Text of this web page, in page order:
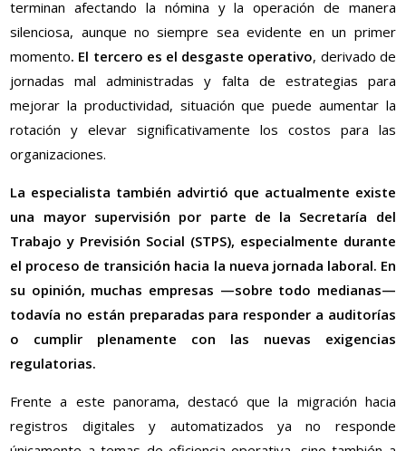
terminan afectando la nómina y la operación de manera
silenciosa, aunque no siempre sea evidente en un primer
momento. El tercero es el desgaste operativo, derivado de
jornadas mal administradas y falta de estrategias para
mejorar la productividad, situación que puede aumentar la
rotación y elevar significativamente los costos para las
organizaciones.
La especialista también advirtió que actualmente existe
una mayor supervisión por parte de la Secretaría del
Trabajo y Previsión Social (STPS), especialmente durante
el proceso de transición hacia la nueva jornada laboral. En
su opinión, muchas empresas —sobre todo medianas—
todavía no están preparadas para responder a auditorías
o cumplir plenamente con las nuevas exigencias
regulatorias.
Frente a este panorama, destacó que la migración hacia
registros digitales y automatizados ya no responde